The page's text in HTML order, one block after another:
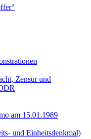
Zensur und
am 15.01.1989
und Einheitsdenkmal)